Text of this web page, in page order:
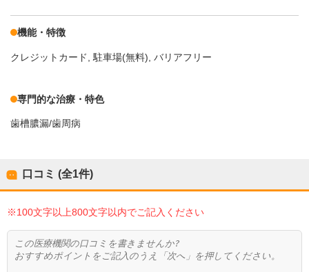
機能・特徴
クレジットカード 駐車場(無料) バリアフリー
専門的な治療・特色
歯槽膿漏/歯周病
口コミ (全1件)
※100文字以上800文字以内でご記入ください